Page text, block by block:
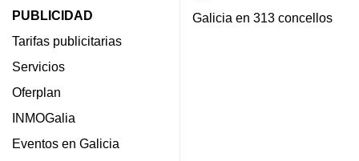
PUBLICIDAD
Tarifas publicitarias
Servicios
Oferplan
INMOGalia
Eventos en Galicia
Galicia en 313 concellos